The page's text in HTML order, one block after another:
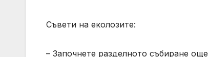
Съвети на еколозите:
– Започнете разделното събиране